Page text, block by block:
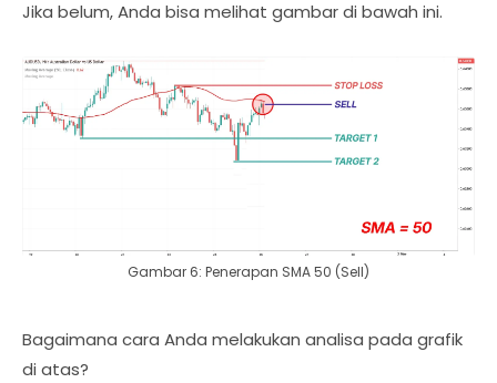
Jika belum, Anda bisa melihat gambar di bawah ini.
Gambar 6: Penerapan SMA 50 (Sell)
Bagaimana cara Anda melakukan analisa pada grafik
di atas?